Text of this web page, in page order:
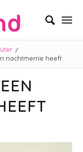
/
nachtmerrie heeft